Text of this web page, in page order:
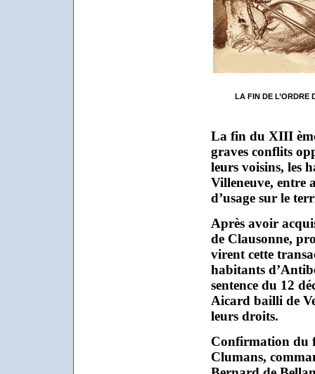
LA FIN DE
La fin du XIII
graves conflits
leurs voisins, les
Villeneuve, entre
d’usage sur le
Après avoir
de Clausonne,
virent cette
habitants
sentence du 12
Aicard bailli de
leurs droits.
Confirmation du
Clumans,